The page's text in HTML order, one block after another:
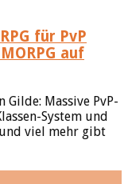
auf
Gilde: Massive PvP-
System und
viel mehr gibt